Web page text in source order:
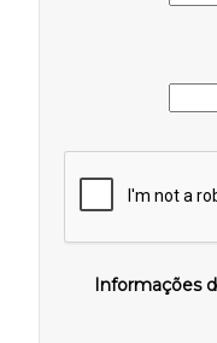
Informações